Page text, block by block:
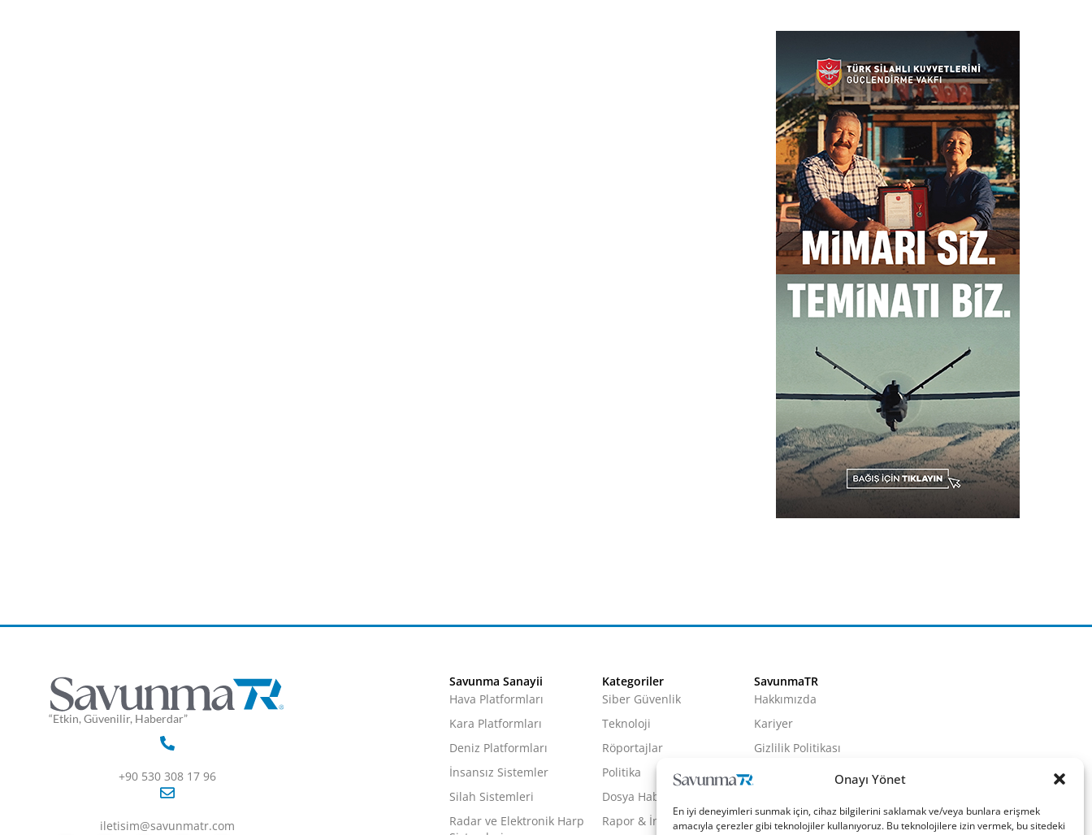
Onayı Yönet
En iyi deneyimleri sunmak için, cihaz bilgilerini saklamak ve/veya bunlara erişmek
amacıyla çerezler gibi teknolojiler kullanıyoruz. Bu teknolojilere izin vermek, bu sitedeki
“Etkin, Güvenilir, Haberdar”
+90 530 308 17 96
iletisim@savunmatr.com
Savunma Sanayii
Hava Platformları
Kara Platformları
Deniz Platformları
İnsansız Sistemler
Silah Sistemleri
Radar ve Elektronik Harp
Kategoriler
Siber Güvenlik
Teknoloji
Röportajlar
Politika
Dosya Haber
Rapor & İnfografik
SavunmaTR
Hakkımızda
Kariyer
Gizlilik Politikası